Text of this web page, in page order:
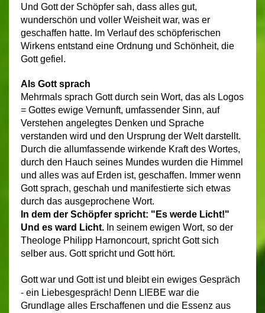
Und Gott der Schöpfer sah, dass alles gut,
wunderschön und voller Weisheit war, was er
geschaffen hatte. Im Verlauf des schöpferischen
Wirkens entstand eine Ordnung und Schönheit, die
Gott gefiel.
Als Gott sprach
Mehrmals sprach Gott durch sein Wort, das als Logos
= Gottes ewige Vernunft, umfassender Sinn, auf
Verstehen angelegtes Denken und Sprache
verstanden wird und den Ursprung der Welt darstellt.
Durch die allumfassende wirkende Kraft des Wortes,
durch den Hauch seines Mundes wurden die Himmel
und alles was auf Erden ist, geschaffen. Immer wenn
Gott sprach, geschah und manifestierte sich etwas
durch das ausgeprochene Wort.
In dem der Schöpfer spricht: "Es werde Licht!"
Und es ward Licht. In seinem ewigen Wort, so der
Theologe Philipp Harnoncourt, spricht Gott sich
selber aus. Gott spricht und Gott hört.
Gott war und Gott ist und bleibt ein ewiges Gespräch
- ein Liebesgespräch! Denn LIEBE war die
Grundlage alles Erschaffenen und die Essenz aus